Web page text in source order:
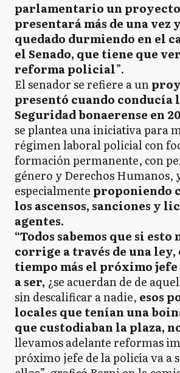
parlamentario un
presentará más de una vez
quedado durmiendo en el
el Senado, que tiene que
reforma policial”.
El senador se refiere a un
presentó cuando conducía
Seguridad bonaerense en
se plantea una iniciativa para
régimen laboral policial con
formación permanente, con
género y Derechos Humanos,
especialmente proponiendo
los ascensos, sanciones y
agentes.
“Todos sabemos que si esto
corrige a través de una ley,
tiempo más el próximo
a ser, ¿se acuerdan de de
sin descalificar a nadie, esos
locales que tenían una
que custodiaban la plaza,
llevamos adelante reformas
próximo jefe de la policía va a